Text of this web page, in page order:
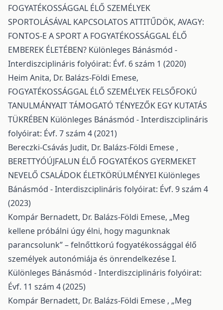
FOGYATÉKOSSÁGGAL ÉLŐ SZEMÉLYEK
SPORTOLÁSÁVAL KAPCSOLATOS ATTITŰDÖK, AVAGY:
FONTOS-E A SPORT A FOGYATÉKOSSÁGGAL ÉLŐ
EMBEREK ÉLETÉBEN? Különleges Bánásmód -
Interdiszciplináris folyóirat: Évf. 6 szám 1 (2020)
Heim Anita, Dr. Balázs-Földi Emese,
FOGYATÉKOSSÁGGAL ÉLŐ SZEMÉLYEK FELSŐFOKÚ
TANULMÁNYAIT TÁMOGATÓ TÉNYEZŐK EGY KUTATÁS
TÜKRÉBEN Különleges Bánásmód - Interdiszciplináris
folyóirat: Évf. 7 szám 4 (2021)
Bereczki-Csávás Judit, Dr. Balázs-Földi Emese ,
BERETTYÓÚJFALUN ÉLŐ FOGYATÉKOS GYERMEKET
NEVELŐ CSALÁDOK ÉLETKÖRÜLMÉNYEI Különleges
Bánásmód - Interdiszciplináris folyóirat: Évf. 9 szám 4
(2023)
Kompár Bernadett, Dr. Balázs-Földi Emese, „Meg
kellene próbálni úgy élni, hogy magunknak
parancsolunk” – felnőttkorú fogyatékossággal élő
személyek autonómiája és önrendelkezése I.
Különleges Bánásmód - Interdiszciplináris folyóirat:
Évf. 11 szám 4 (2025)
Kompár Bernadett, Dr. Balázs-Földi Emese , „Meg